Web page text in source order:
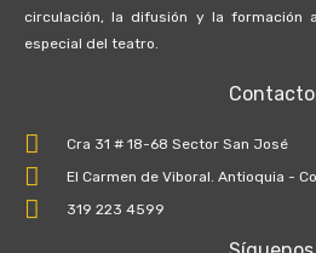
circulación, la difusión y la formación
especial del teatro.
Contacto
Cra 31 # 18-68 Sector San José
El Carmen de Viboral. Antioquia -
319 223 4599